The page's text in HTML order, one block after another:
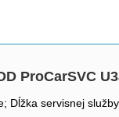
ProCarSVC
Dĺžka servisnej